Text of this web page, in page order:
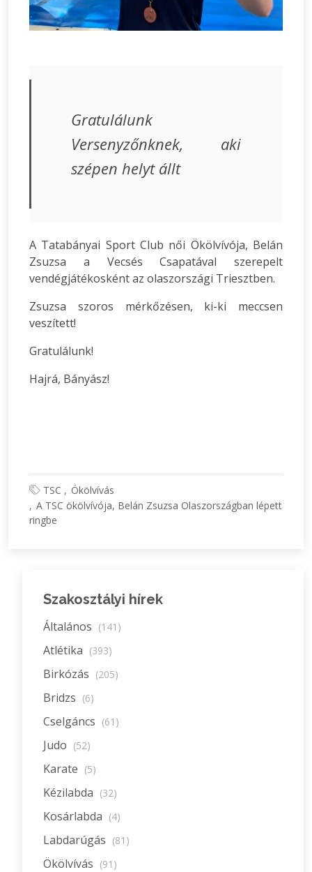
Gratulálunk
Versenyzőnknek, aki
szépen helyt állt
A Tatabányai Sport Club női Ökölvívója, Belán
Zsuzsa a Vecsés Csapatával szerepelt
vendégjátékosként az olaszországi Triesztben.
Zsuzsa szoros mérkőzésen, ki-ki meccsen
veszített!
Gratulálunk!
Hajrá, Bányász!
TSC
Ökölvívás
A TSC ökölvívója, Belán Zsuzsa Olaszországban lépett
ringbe
Szakosztályi hírek
Általános (141)
Atlétika (393)
Birkózás (205)
Bridzs (6)
Cselgáncs (61)
Judo (52)
Karate (5)
Kézilabda (32)
Kosárlabda (4)
Labdarúgás (81)
Ökölvívás (91)